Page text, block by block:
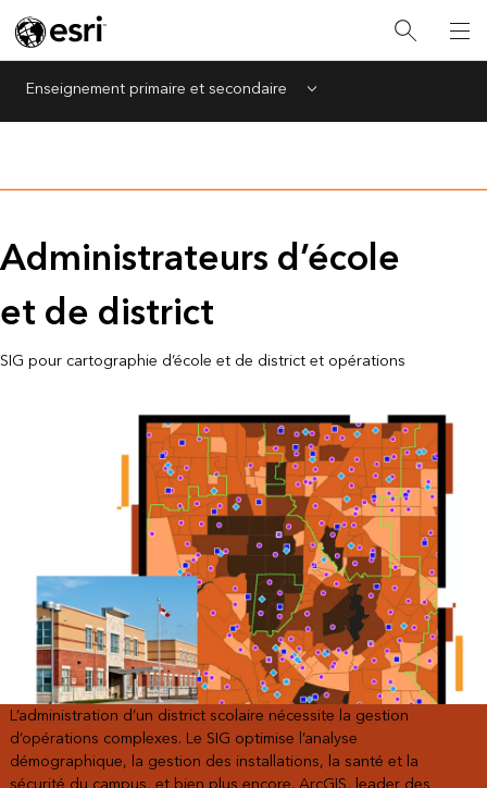
Enseignement primaire et secondaire Menu
Administrateurs d’école
et de district
SIG pour cartographie d’école et de district et opérations
L’administration d’un district scolaire nécessite la gestion
d’opérations complexes. Le SIG optimise l’analyse
démographique, la gestion des installations, la santé et la